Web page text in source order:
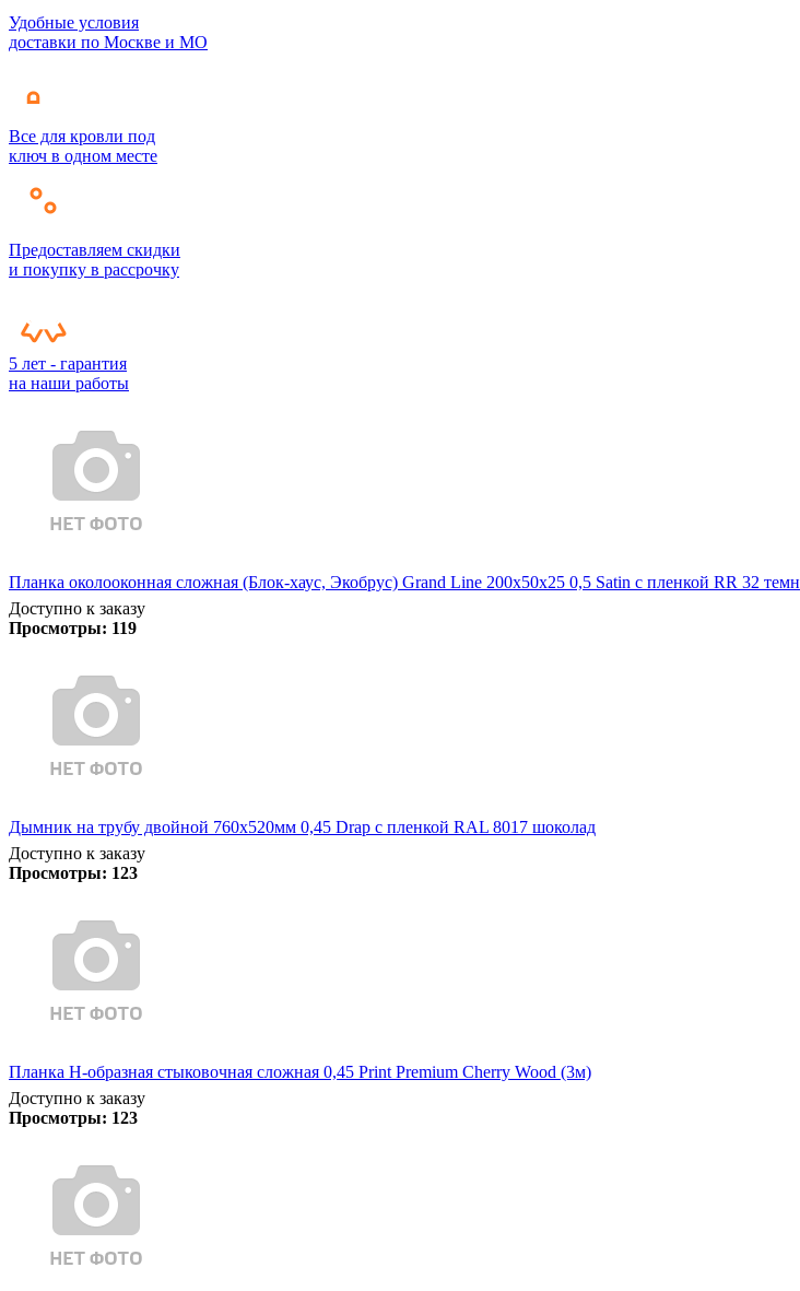
Удобные условия
доставки по Москве и МО
Все для кровли под
ключ в одном месте
Предоставляем скидки
и покупку в рассрочку
5 лет - гарантия
на наши работы
Планка околооконная сложная (Блок-хаус, Экобрус) Grand Line 200х50х25 0,5 Satin с пленкой RR 32 темн
Доступно к заказу
Просмотры: 119
Дымник на трубу двойной 760х520мм 0,45 Drap с пленкой RAL 8017 шоколад
Доступно к заказу
Просмотры: 123
Планка Н-образная стыковочная сложная 0,45 Print Premium Cherry Wood (3м)
Доступно к заказу
Просмотры: 123